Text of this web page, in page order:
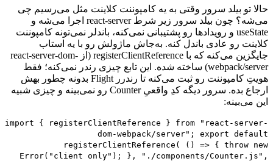
حالا تو بیلد سرور وقتی به یه کامپوننت کلاینت مثل می‌رسیم چی
می‌شه؟ چون بیلد سرور زیر شرط react-server اجرا می‌شه و
useState و رویدادها رو پشتیبانی نمی‌کنه، باندلر نمی‌تونه کامپوننت
کلاینت رو عادی باندل کنه. به‌جاش ماژولش رو با یه استاب
جایگزین می‌کنه که با registerClientReference (از react-server-dom-
webpack/server
) ساخته شده. این تابع چیزی رندر نمی‌کنه؛ فقط
هویتِ کامپوننت رو ثبت می‌کنه تا رندرر Flight بدونه چطور بهش
ارجاع بده. سرور دیگه کدِ واقعیِ Counter رو نمی‌بینه و چیزی شبیه
این می‌بینه:
import { registerClientReference } from "react-server-
dom-webpack/server"; export default
registerClientReference( () => { throw new
Error("client only"); }, "./components/Counter.js",